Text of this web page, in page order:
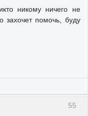
никому ничего не
захочет помочь, буду
55